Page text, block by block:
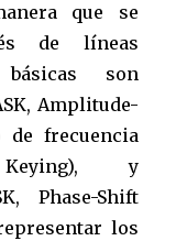
que se
de líneas
son
Amplitude-
de frecuencia
Keying), y
Phase-Shift
los